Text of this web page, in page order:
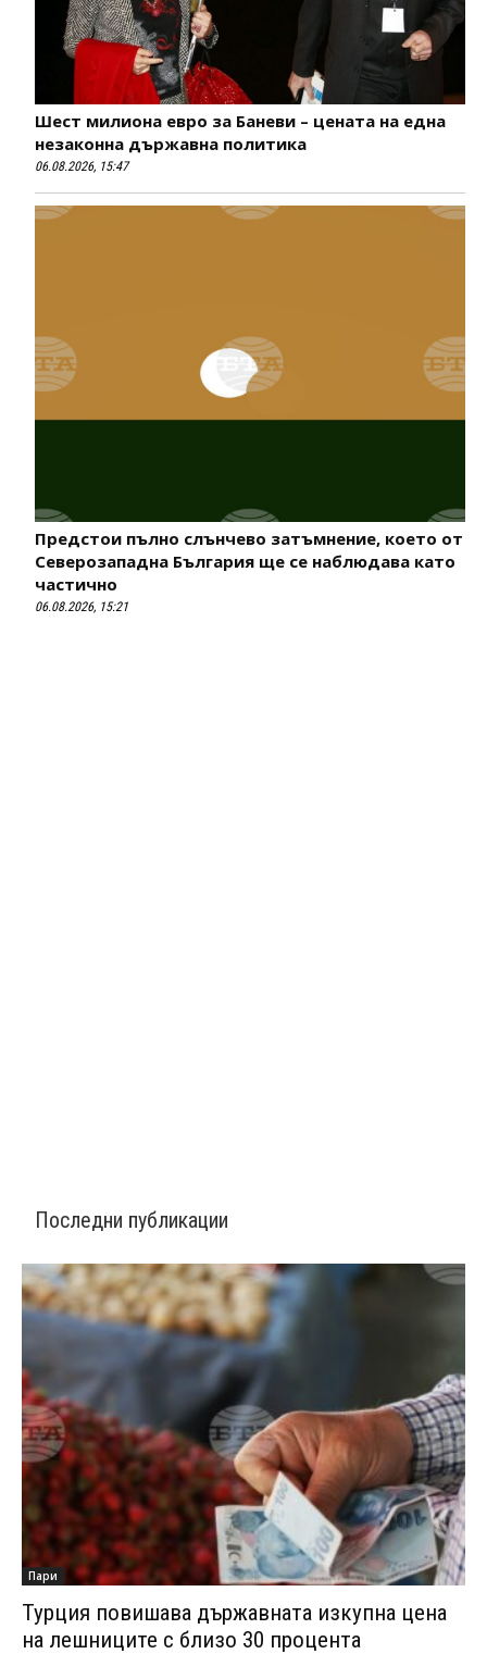
Шест милиона евро за Баневи – цената на една
незаконна държавна политика
06.08.2026, 15:47
Предстои пълно слънчево затъмнение, което от
Северозападна България ще се наблюдава като
частично
06.08.2026, 15:21
Последни публикации
Пари
Турция повишава държавната изкупна цена
на лешниците с близо 30 процента